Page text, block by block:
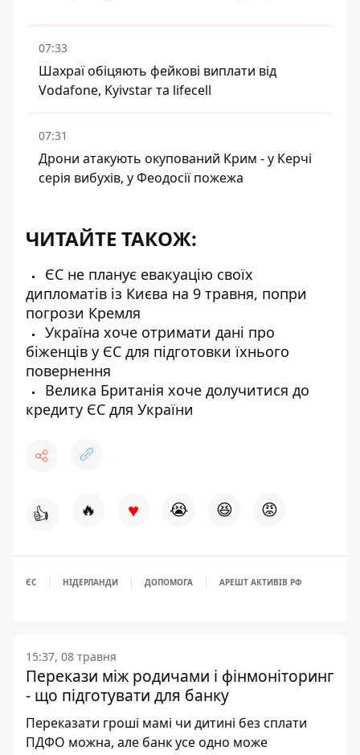
07:33
Шахраї обіцяють фейкові виплати від
Vodafone, Kyivstar та lifecell
07:31
Дрони атакують окупований Крим - у Керчі
серія вибухів, у Феодосії пожежа
ЧИТАЙТЕ ТАКОЖ:
ЄС не планує евакуацію своїх
дипломатів із Києва на 9 травня, попри
погрози Кремля
Україна хоче отримати дані про
біженців у ЄС для підготовки їхнього
повернення
Велика Британія хоче долучитися до
кредиту ЄС для України
👍 🔥 ♥ 😭 😆 😡
ЄС НІДЕРЛАНДИ ДОПОМОГА АРЕШТ АКТИВІВ РФ
15:37, 08 травня
Перекази між родичами і фінмоніторинг
- що підготувати для банку
Переказати гроші мамі чи дитині без сплати
ПДФО можна, але банк усе одно може